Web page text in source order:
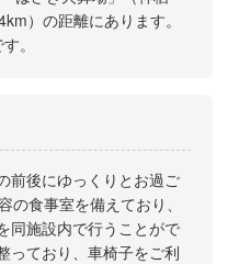
）の距離にあります。
。
前後にゆっくりとお過ご
の食事室を備えており、
同施設内で行うことがで
っており、車椅子をご利